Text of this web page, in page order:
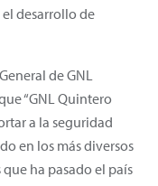
desarrollo de
de GNL
“GNL Quintero
a la seguridad
en los más diversos
ha pasado el país